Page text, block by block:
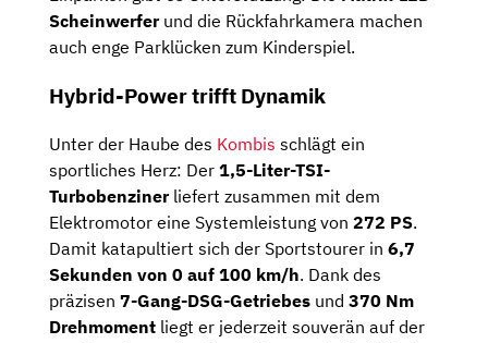
Scheinwerferund die Rückfahrkamera machen
auch enge Parklücken zum Kinderspiel.
Hybrid-Power trifft Dynamik
Unter der Haube des Kombis schlägt ein
sportliches Herz: Der 1,5-Liter-TSI-
Turbobenzinerliefert zusammen mit dem
Elektromotor eine Systemleistung von 272 PS.
Damit katapultiert sich der Sportstourer in 6,7
Sekunden von 0 auf 100 km/h. Dank des
präzisen 7-Gang-DSG-Getriebes und 370 Nm
Drehmoment liegt er jederzeit souverän auf der